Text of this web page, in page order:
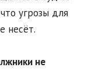
угрозы для
несёт.
не